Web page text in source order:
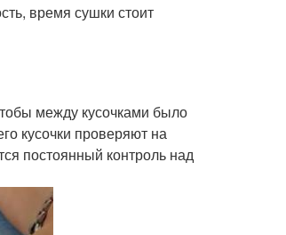
время сушки стоит
между кусочками было
кусочки проверяют на
постоянный контроль над